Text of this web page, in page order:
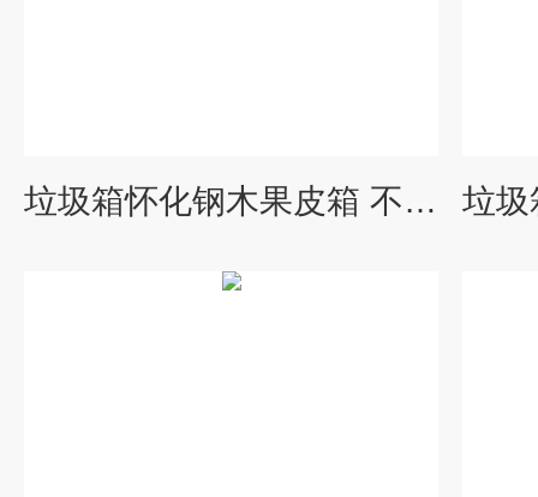
垃圾箱怀化钢木果皮箱 不锈钢垃圾桶生产厂家 脚踏果皮箱